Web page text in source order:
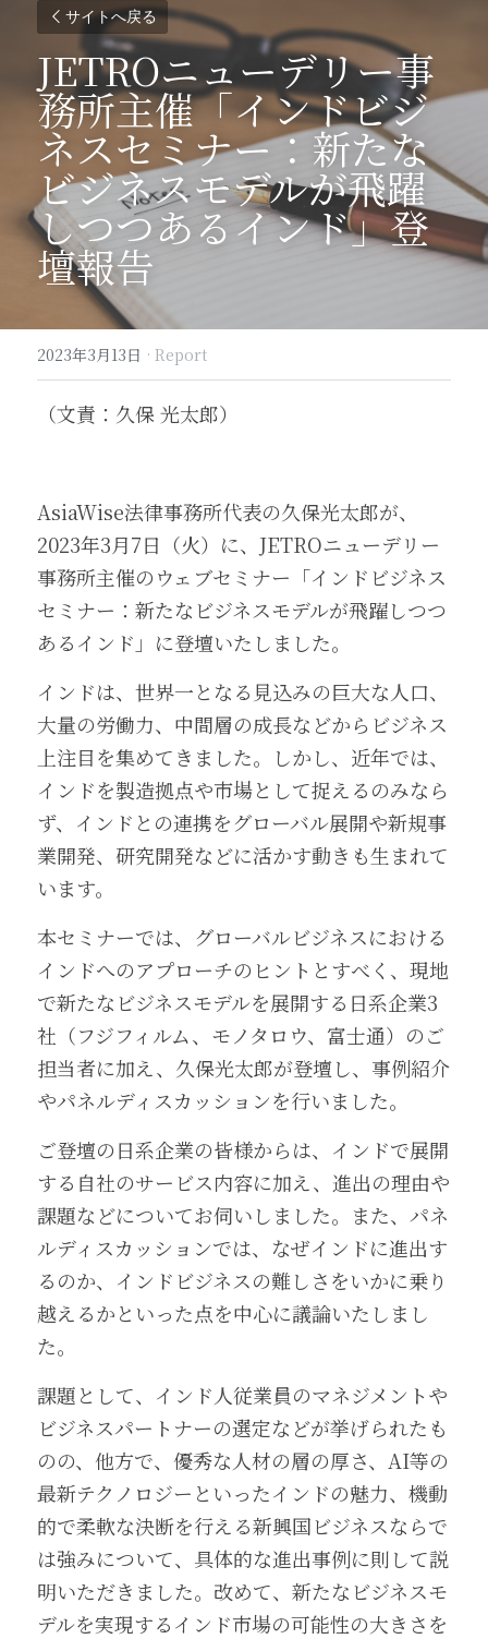
サイトへ戻る
JETROニューデリー事
務所主催「インドビジ
ネスセミナー：新たな
ビジネスモデルが飛躍
しつつあるインド」登
壇報告
2023年3月13日 · Report
（文責：久保 光太郎）
AsiaWise法律事務所代表の久保光太郎が、
2023年3月7日（火）に、JETROニューデリー
事務所主催のウェブセミナー「インドビジネス
セミナー：新たなビジネスモデルが飛躍しつつ
あるインド」に登壇いたしました。
インドは、世界一となる見込みの巨大な人口、
大量の労働力、中間層の成長などからビジネス
上注目を集めてきました。しかし、近年では、
インドを製造拠点や市場として捉えるのみなら
ず、インドとの連携をグローバル展開や新規事
業開発、研究開発などに活かす動きも生まれて
います。
本セミナーでは、グローバルビジネスにおける
インドへのアプローチのヒントとすべく、現地
で新たなビジネスモデルを展開する日系企業3
社（フジフィルム、モノタロウ、富士通）のご
担当者に加え、久保光太郎が登壇し、事例紹介
やパネルディスカッションを行いました。
ご登壇の日系企業の皆様からは、インドで展開
する自社のサービス内容に加え、進出の理由や
課題などについてお伺いしました。また、パネ
ルディスカッションでは、なぜインドに進出す
るのか、インドビジネスの難しさをいかに乗り
越えるかといった点を中心に議論いたしまし
た。
課題として、インド人従業員のマネジメントや
ビジネスパートナーの選定などが挙げられたも
のの、他方で、優秀な人材の層の厚さ、AI等の
最新テクノロジーといったインドの魅力、機動
的で柔軟な決断を行える新興国ビジネスならで
は強みについて、具体的な進出事例に則して説
明いただきました。改めて、新たなビジネスモ
デルを実現するインド市場の可能性の大きさを